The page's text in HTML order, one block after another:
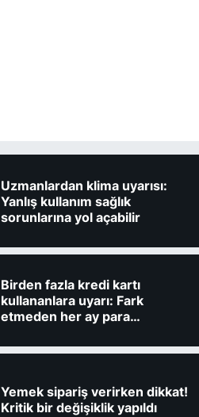
Uzmanlardan klima uyarısı:
Yanlış kullanım sağlık
sorunlarına yol açabilir
Birden fazla kredi kartı
kullananlara uyarı: Fark
etmeden her ay para
Yemek sipariş verirken dikkat!
Kritik bir değişiklik yapıldı